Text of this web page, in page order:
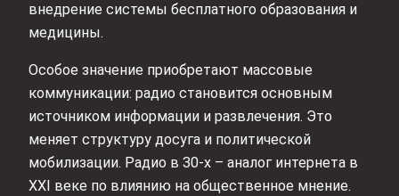
внедрение системы бесплатного образования и
медицины.
Особое значение приобретают массовые
коммуникации: радио становится основным
источником информации и развлечения. Это
меняет структуру досуга и политической
мобилизации. Радио в 30-х – аналог интернета в
XXI веке по влиянию на общественное мнение.